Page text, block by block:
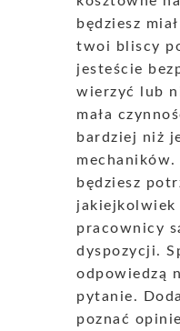
będziesz
twoi bliscy
jesteście
wierzyć lub
mała
bardziej niż
będziesz
jakiejkolwiek
pracownicy
dyspozycji.
odpowiedzą
pytanie.
poznać